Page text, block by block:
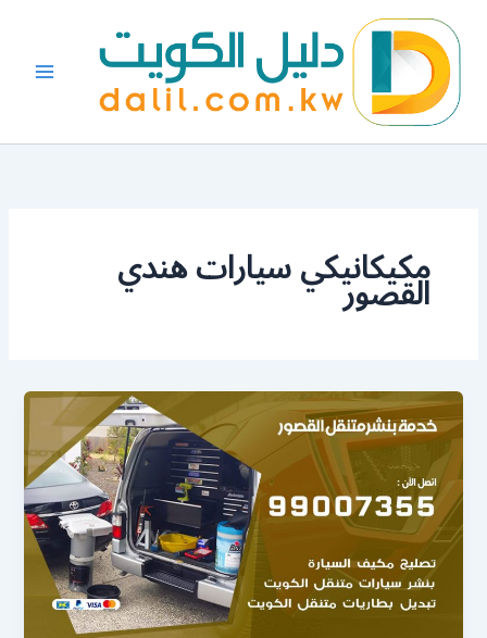
المحتوى
مكيكانيكي سيارات هندي
القصور